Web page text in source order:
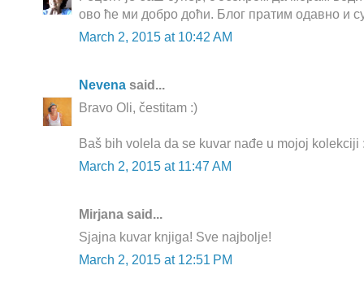
ово ће ми добро доћи. Блог пратим одавно и
March 2, 2015 at 10:42 AM
Nevena said...
Bravo Oli, čestitam :)
Baš bih volela da se kuvar nađe u mojoj kolekciji
March 2, 2015 at 11:47 AM
Mirjana said...
Sjajna kuvar knjiga! Sve najbolje!
March 2, 2015 at 12:51 PM